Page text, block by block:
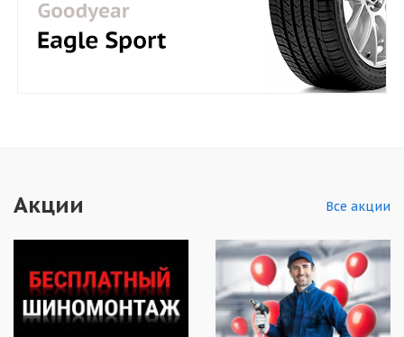
Акции Все акции